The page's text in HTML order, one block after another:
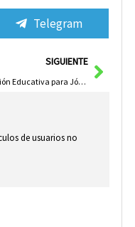
Telegram
SIGUIENTE
La Junta Celebra 50 Años de la Transición con Exposición Educativa para Jóvenes Generaciones
de usuarios no